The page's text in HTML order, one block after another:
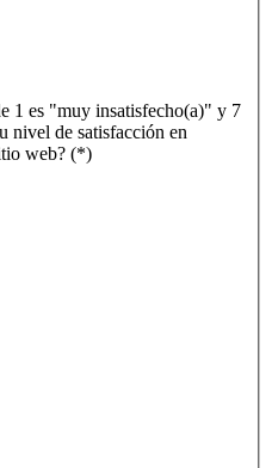
1 es "muy insatisfecho(a)" y 7
nivel de satisfacción en
web? (*)